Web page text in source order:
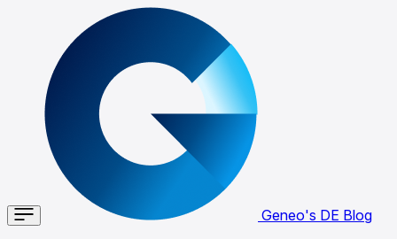
Geneo's DE Blog